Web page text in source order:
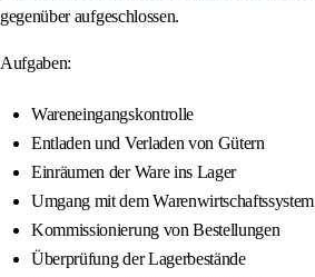
gegenüber aufgeschlossen.
Aufgaben:
Wareneingangskontrolle
Entladen und Verladen von Gütern
Einräumen der Ware ins Lager
Umgang mit dem Warenwirtschaftssystem
Kommissionierung von Bestellungen
Überprüfung der Lagerbestände